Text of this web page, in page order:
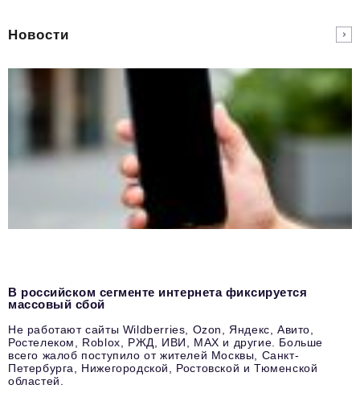
Новости
В российском сегменте интернета фиксируется
массовый сбой
Не работают сайты Wildberries, Ozon, Яндекс, Авито,
Ростелеком, Roblox, РЖД, ИВИ, MAX и другие. Больше
всего жалоб поступило от жителей Москвы, Санкт-
Петербурга, Нижегородской, Ростовской и Тюменской
областей.